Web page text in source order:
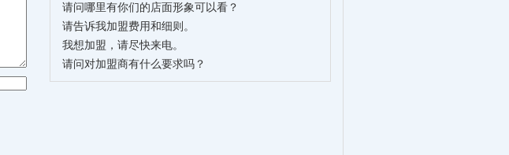
请问哪里有你们的店面形象可以看？
请告诉我加盟费用和细则。
我想加盟，请尽快来电。
请问对加盟商有什么要求吗？